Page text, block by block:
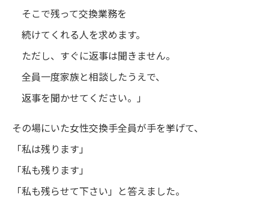
そこで残って交換業務を
続けてくれる人を求めます。
ただし、すぐに返事は聞きません。
全員一度家族と相談したうえで、
返事を聞かせてください。」
その場にいた女性交換手全員が手を挙げて、
「私は残ります」
「私も残ります」
「私も残らせて下さい」と答えました。